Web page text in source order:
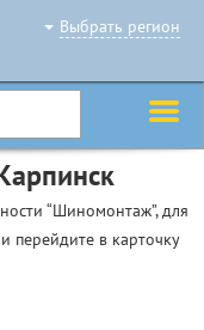
Выбрать регион
“Шиномонтаж”, для
в карточку